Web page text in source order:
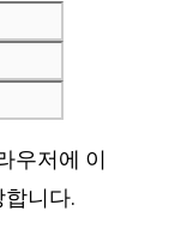
우저에 이
니다.